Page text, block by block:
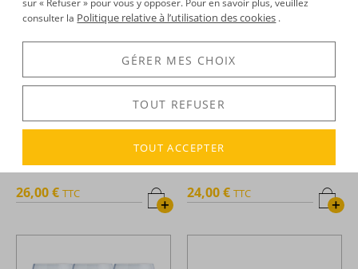
+
26,00 € TTC
vieux - Arôme - 29cl x 3
+
24,00 € TTC
sur « Refuser » pour vous y opposer. Pour en savoir plus, veuillez
consulter la Politique relative à l’utilisation des cookies .
GÉRER MES CHOIX
TOUT REFUSER
TOUT ACCEPTER